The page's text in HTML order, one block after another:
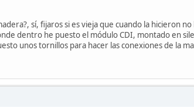
sí, fijaros si es vieja que cuando la hicieron
dentro he puesto el módulo CDI, montado en
unos tornillos para hacer las conexiones de la